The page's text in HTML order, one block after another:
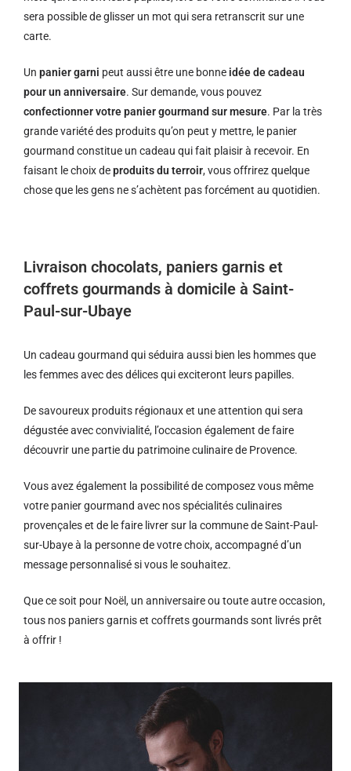
sera possible de glisser un mot qui sera retranscrit sur une
carte.
Un panier garni peut aussi être une bonne idée de cadeau
pour un anniversaire. Sur demande, vous pouvez
confectionner votre panier gourmand sur mesure. Par la très
grande variété des produits qu’on peut y mettre, le panier
gourmand constitue un cadeau qui fait plaisir à recevoir. En
faisant le choix deproduits du terroir, vous offrirez quelque
chose que les gens ne s’achètent pas forcément au quotidien.
Livraison chocolats, paniers garnis et
coffrets gourmands à domicile à Saint-
Paul-sur-Ubaye
Un cadeau gourmand qui séduira aussi bien les hommes que
les femmes avec des délices qui exciteront leurs papilles.
De savoureux produits régionaux et une attention qui sera
dégustée avec convivialité, l’occasion également de faire
découvrir une partie du patrimoine culinaire de Provence.
Vous avez également la possibilité de composez vous même
votre panier gourmand avec nos spécialités culinaires
provençales et de le faire livrer sur la commune de Saint-Paul-
sur-Ubaye à la personne de votre choix, accompagné d’un
message personnalisé si vous le souhaitez.
Que ce soit pour Noël, un anniversaire ou toute autre occasion,
tous nos paniers garnis et coffrets gourmands sont livrés prêt
à offrir !